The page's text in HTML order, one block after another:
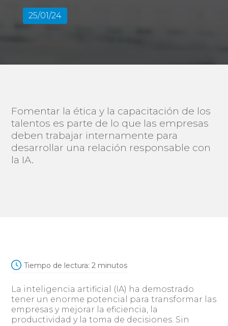
25/01/24
Fomentar la ética y la capacitación de los
talentos es parte de lo que las empresas
deben trabajar internamente para
desarrollar una relación responsable con
la IA.
Tiempo de lectura: 2 minutos
La inteligencia artificial (IA) ha demostrado
tener un enorme potencial para transformar las
empresas y mejorar la eficiencia, la
productividad y la toma de decisiones. Sin